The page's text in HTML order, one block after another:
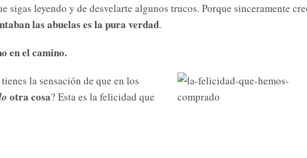
sigas leyendo y de desvelarte algunos trucos. Porque sinceramente
las abuelas es la pura verdad.
en el camino.
la sensación de que en los
otra cosa? Esta es la felicidad que